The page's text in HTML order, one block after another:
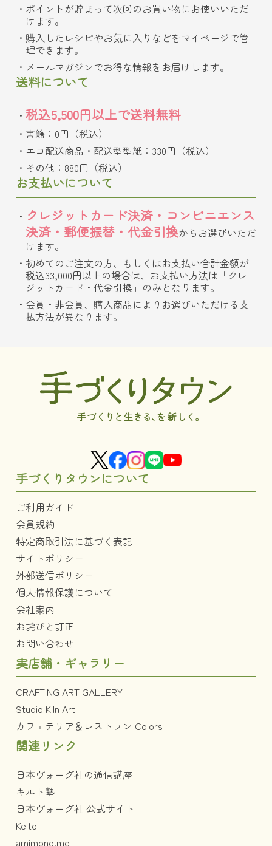
ポイントが貯まって次回のお買い物にお使いいただ
けます。
購入したレシピやお気に入りなどをマイページで管
理できます。
メールマガジンでお得な情報をお届けします。
送料について
税込5,500円以上で送料無料
書籍：0円（税込）
エコ配送商品・配送型型紙：330円（税込）
その他：880円（税込）
お支払いについて
クレジットカード決済・コンビニエンス
決済・郵便振替・代金引換からお選びいただ
けます。
初めてのご注文の方、もしくはお支払い合計金額が
税込33,000円以上の場合は、お支払い方法は「クレ
ジットカード・代金引換」のみとなります。
会員・非会員、購入商品によりお選びいただける支
払方法が異なります。
手づくりタウンについて
ご利用ガイド
会員規約
特定商取引法に基づく表記
サイトポリシー
外部送信ポリシー
個人情報保護について
会社案内
お詫びと訂正
お問い合わせ
実店舗・ギャラリー
CRAFTING ART GALLERY
Studio Kiln Art
カフェテリア＆レストラン Colors
関連リンク
日本ヴォーグ社の通信講座
キルト塾
日本ヴォーグ社 公式サイト
Keito
amimono.me